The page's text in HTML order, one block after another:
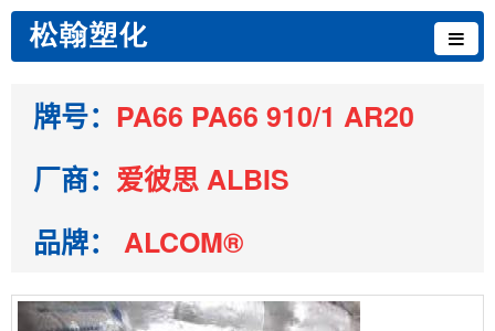
牌号： PA66 PA66 910/1 AR20
厂商： 爱彼思 ALBIS
品牌：
ALCOM®